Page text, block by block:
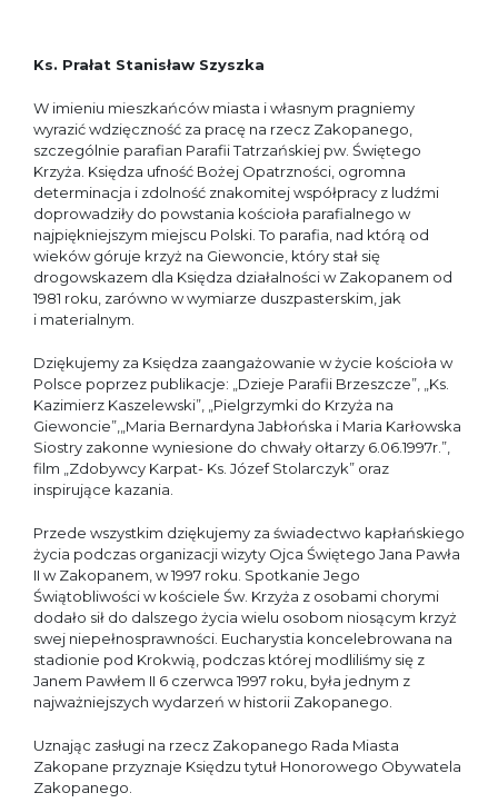
Ks. Prałat Stanisław Szyszka
W imieniu mieszkańców miasta i własnym pragniemy
wyrazić wdzięczność za pracę na rzecz Zakopanego,
szczególnie parafian Parafii Tatrzańskiej pw. Świętego
Krzyża. Księdza ufność Bożej Opatrzności, ogromna
determinacja i zdolność znakomitej współpracy z ludźmi
doprowadziły do powstania kościoła parafialnego w
najpiękniejszym miejscu Polski. To parafia, nad którą od
wieków góruje krzyż na Giewoncie, który stał się
drogowskazem dla Księdza działalności w Zakopanem od
1981 roku, zarówno w wymiarze duszpasterskim, jak
i materialnym.
Dziękujemy za Księdza zaangażowanie w życie kościoła w
Polsce poprzez publikacje: „Dzieje Parafii Brzeszcze”, „Ks.
Kazimierz Kaszelewski”, „Pielgrzymki do Krzyża na
Giewoncie”,„Maria Bernardyna Jabłońska i Maria Karłowska
Siostry zakonne wyniesione do chwały ołtarzy 6.06.1997r.”,
film „Zdobywcy Karpat- Ks. Józef Stolarczyk” oraz
inspirujące kazania.
Przede wszystkim dziękujemy za świadectwo kapłańskiego
życia podczas organizacji wizyty Ojca Świętego Jana Pawła
II w Zakopanem, w 1997 roku. Spotkanie Jego
Świątobliwości w kościele Św. Krzyża z osobami chorymi
dodało sił do dalszego życia wielu osobom niosącym krzyż
swej niepełnosprawności. Eucharystia koncelebrowana na
stadionie pod Krokwią, podczas której modliliśmy się z
Janem Pawłem II 6 czerwca 1997 roku, była jednym z
najważniejszych wydarzeń w historii Zakopanego.
Uznając zasługi na rzecz Zakopanego Rada Miasta
Zakopane przyznaje Księdzu tytuł Honorowego Obywatela
Zakopanego.